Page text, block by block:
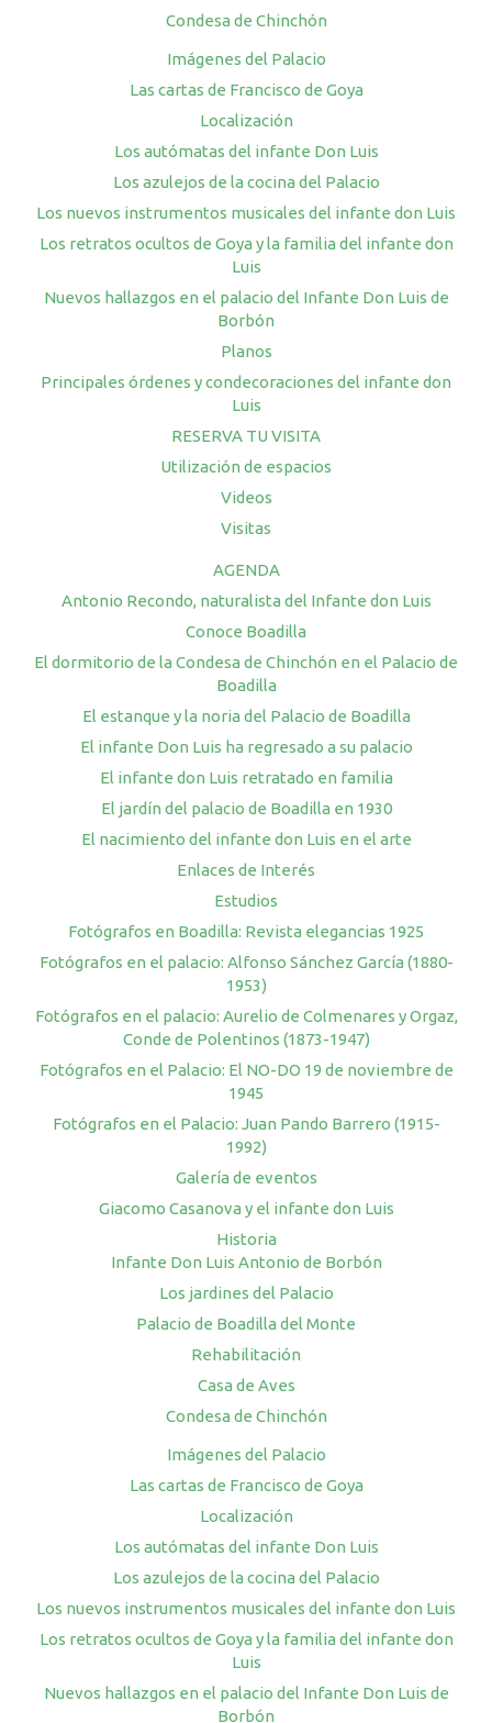
Condesa de Chinchón
Imágenes del Palacio
Las cartas de Francisco de Goya
Localización
Los autómatas del infante Don Luis
Los azulejos de la cocina del Palacio
Los nuevos instrumentos musicales del infante don Luis
Los retratos ocultos de Goya y la familia del infante don
Luis
Nuevos hallazgos en el palacio del Infante Don Luis de
Borbón
Planos
Principales órdenes y condecoraciones del infante don
Luis
RESERVA TU VISITA
Utilización de espacios
Videos
Visitas
AGENDA
Antonio Recondo, naturalista del Infante don Luis
Conoce Boadilla
El dormitorio de la Condesa de Chinchón en el Palacio de
Boadilla
El estanque y la noria del Palacio de Boadilla
El infante Don Luis ha regresado a su palacio
El infante don Luis retratado en familia
El jardín del palacio de Boadilla en 1930
El nacimiento del infante don Luis en el arte
Enlaces de Interés
Estudios
Fotógrafos en Boadilla: Revista elegancias 1925
Fotógrafos en el palacio: Alfonso Sánchez García (1880-
1953)
Fotógrafos en el palacio: Aurelio de Colmenares y Orgaz,
Conde de Polentinos (1873-1947)
Fotógrafos en el Palacio: El NO-DO 19 de noviembre de
1945
Fotógrafos en el Palacio: Juan Pando Barrero (1915-
1992)
Galería de eventos
Giacomo Casanova y el infante don Luis
Historia
Infante Don Luis Antonio de Borbón
Los jardines del Palacio
Palacio de Boadilla del Monte
Rehabilitación
Casa de Aves
Condesa de Chinchón
Imágenes del Palacio
Las cartas de Francisco de Goya
Localización
Los autómatas del infante Don Luis
Los azulejos de la cocina del Palacio
Los nuevos instrumentos musicales del infante don Luis
Los retratos ocultos de Goya y la familia del infante don
Luis
Nuevos hallazgos en el palacio del Infante Don Luis de
Borbón